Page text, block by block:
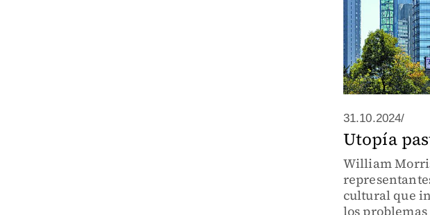
31.10.2024/
Utopía
William
cultural que
los